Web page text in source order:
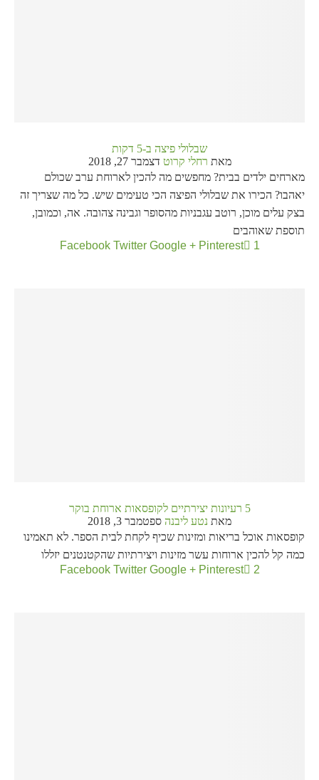
שבלולי פיצה ב-5 דקות
מאת רחלי קרוט דצמבר 27, 2018
מארחים ילדים בבית? מחפשים מה להכין לארוחת ערב שכולם
יאהבו? הכירו את שבלולי הפיצה הכי טעימים שיש. כל מה שצריך זה
בצק עלים מוכן, רוטב עגבניות מהסופר וגבינה צהובה. אה, וכמובן,
תוספת שאוהבים
1
Facebook Twitter Google + Pinterest
5 רעיונות יצירתיים לקופסאות ארוחת בוקר
מאת נטע ליבנה ספטמבר 3, 2018
קופסאות אוכל בריאות ומזינות שכיף לקחת לבית הספר. לא תאמינו
כמה קל להכין ארוחות עשר מזינות ויצירתיות שהקטנטנים יזללו
2
Facebook Twitter Google + Pinterest